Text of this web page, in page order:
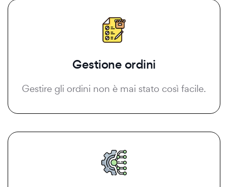
Gestione ordini
Gestire gli ordini non è mai stato così facile.